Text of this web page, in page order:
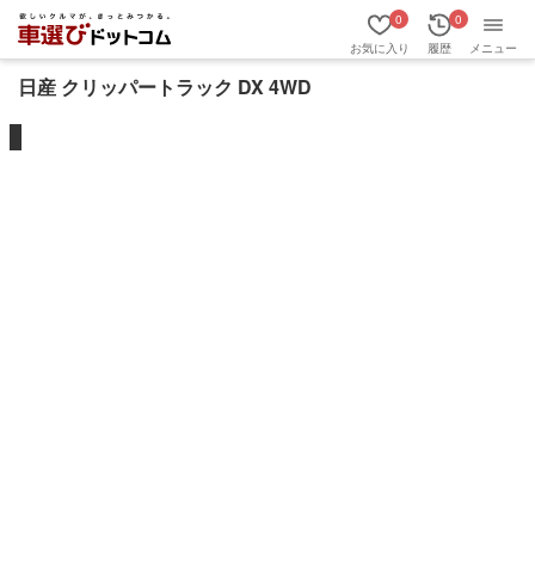
お気に入り
0
履歴
0
メニュー
日産 クリッパートラック DX 4WD